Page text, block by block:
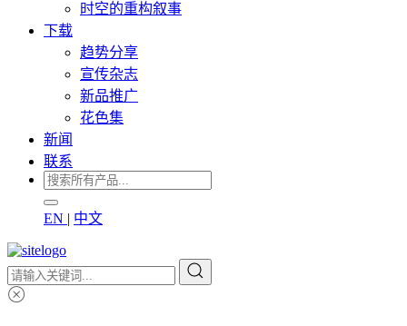
时空的重构叙事
下载
趋势分享
宣传杂志
新品推广
花色集
新闻
联系
EN | 中文